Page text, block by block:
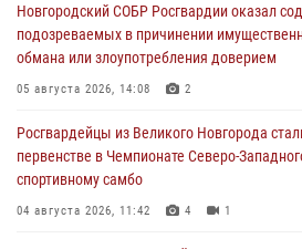
Новгородский СОБР Росгвардии оказал
подозреваемых в причинении
обмана или злоупотребления доверием
05 августа 2026, 14:08 2
Росгвардейцы из Великого Новгорода
первенстве в Чемпионате Северо-
спортивному самбо
04 августа 2026, 11:42 4 1